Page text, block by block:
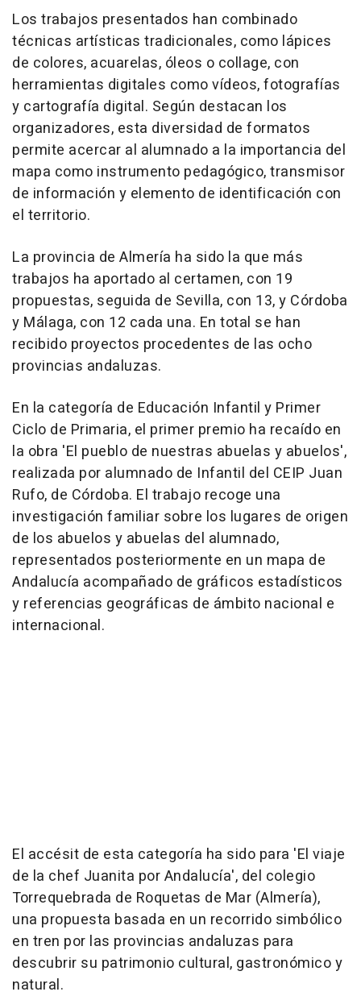
Los trabajos presentados han combinado
técnicas artísticas tradicionales, como lápices
de colores, acuarelas, óleos o collage, con
herramientas digitales como vídeos, fotografías
y cartografía digital. Según destacan los
organizadores, esta diversidad de formatos
permite acercar al alumnado a la importancia del
mapa como instrumento pedagógico, transmisor
de información y elemento de identificación con
el territorio.
La provincia de Almería ha sido la que más
trabajos ha aportado al certamen, con 19
propuestas, seguida de Sevilla, con 13, y Córdoba
y Málaga, con 12 cada una. En total se han
recibido proyectos procedentes de las ocho
provincias andaluzas.
En la categoría de Educación Infantil y Primer
Ciclo de Primaria, el primer premio ha recaído en
la obra 'El pueblo de nuestras abuelas y abuelos',
realizada por alumnado de Infantil del CEIP Juan
Rufo, de Córdoba. El trabajo recoge una
investigación familiar sobre los lugares de origen
de los abuelos y abuelas del alumnado,
representados posteriormente en un mapa de
Andalucía acompañado de gráficos estadísticos
y referencias geográficas de ámbito nacional e
internacional.
El accésit de esta categoría ha sido para 'El viaje
de la chef Juanita por Andalucía', del colegio
Torrequebrada de Roquetas de Mar (Almería),
una propuesta basada en un recorrido simbólico
en tren por las provincias andaluzas para
descubrir su patrimonio cultural, gastronómico y
natural.